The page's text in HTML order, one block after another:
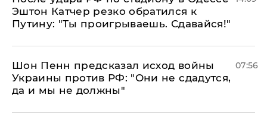
Эштон Катчер резко обратился к
Путину: "Ты проигрываешь. Сдавайся!"
Шон Пенн предсказал исход войны
Украины против РФ: "Они не сдадутся,
да и мы не должны"
07:56